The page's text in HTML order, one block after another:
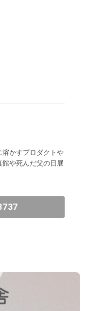
かすプロダクトや
や死んだ父の日展